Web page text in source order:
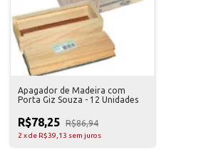
Apagador de Madeira com
Porta Giz Souza - 12 Unidades
R$78,25 R$86,94
2 xde R$39,13 sem juros